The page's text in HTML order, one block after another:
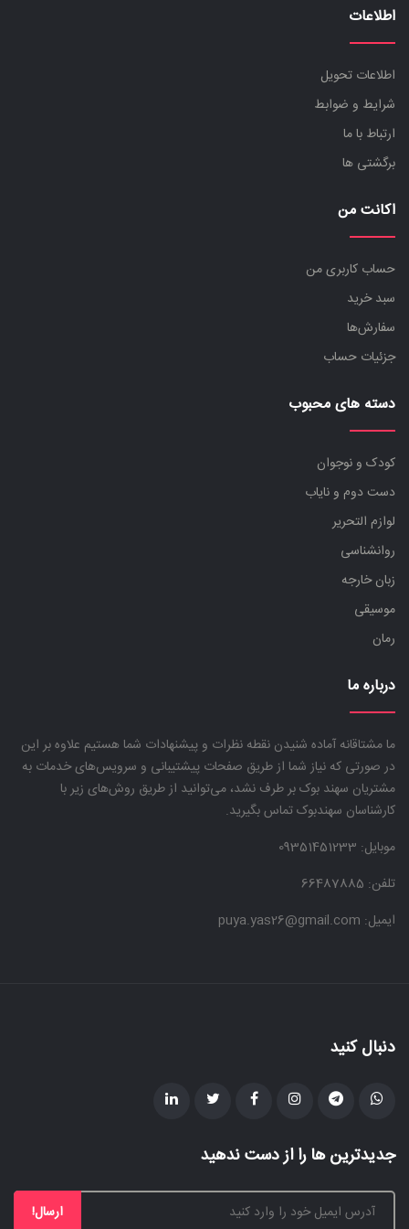
اطلاعات
اطلاعات تحویل
شرایط و ضوابط
ارتباط با ما
برگشتی ها
اکانت من
حساب کاربری من
سبد خرید
سفارش‌ها
جزئیات حساب
دسته های محبوب
کودک و نوجوان
دست دوم و نایاب
لوازم التحریر
روانشناسی
زبان خارجه
موسیقی
رمان
درباره ما
ما مشتاقانه آماده شنیدن نقطه نظرات و پیشنهادات شما هستیم علاوه بر این
در صورتی که نیاز شما از طریق صفحات پیشتیبانی و سرویس‌های خدمات به
مشتریان سهند بوک بر طرف نشد، می‌توانید از طریق روش‌های زیر با
کارشناسان سهندبوک تماس بگیرید.
موبایل:
تلفن: 66487885
ایمیل: puya.yas26@gmail.com
دنبال کنید
جدیدترین ها را از دست ندهید
ارسال!